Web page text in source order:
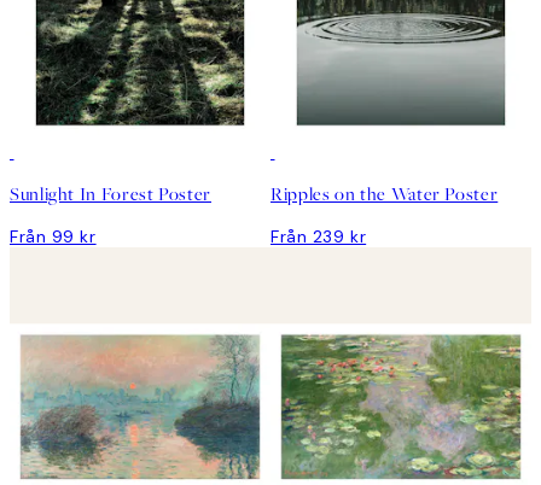
Sunlight In Forest Poster
Från 99 kr
Ripples on the Water Poster
Från 239 kr